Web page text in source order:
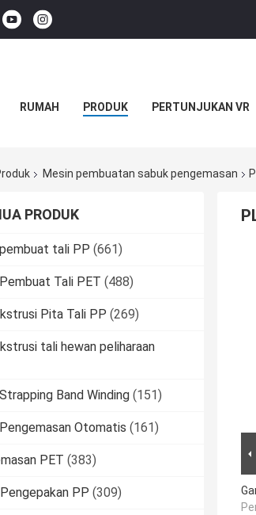
RUMAH PRODUK PERTUNJUKAN VR
Mesin pembuatan sabuk pengemasan
PRODUK
tali PP (661)
Tali PET (488)
Pita Tali PP (269)
tali hewan peliharaan
Band Winding (151)
Otomatis (161)
PET (383)
PP (309)